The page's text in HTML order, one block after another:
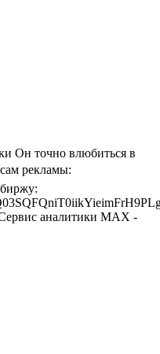
Он точно влюбиться в
рекламы:
аналитики MAX -